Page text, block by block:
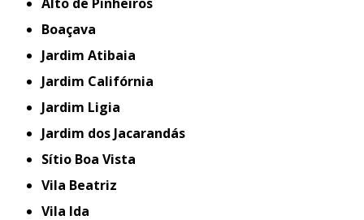
Boaçava
Jardim Atibaia
Jardim Califórnia
Jardim Ligia
Jardim dos Jacarandás
Sítio Boa Vista
Vila Beatriz
Vila Ida